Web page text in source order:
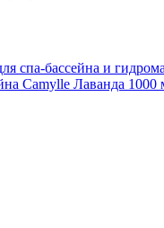
спа-бассейна и
Camylle Лаванда 1000